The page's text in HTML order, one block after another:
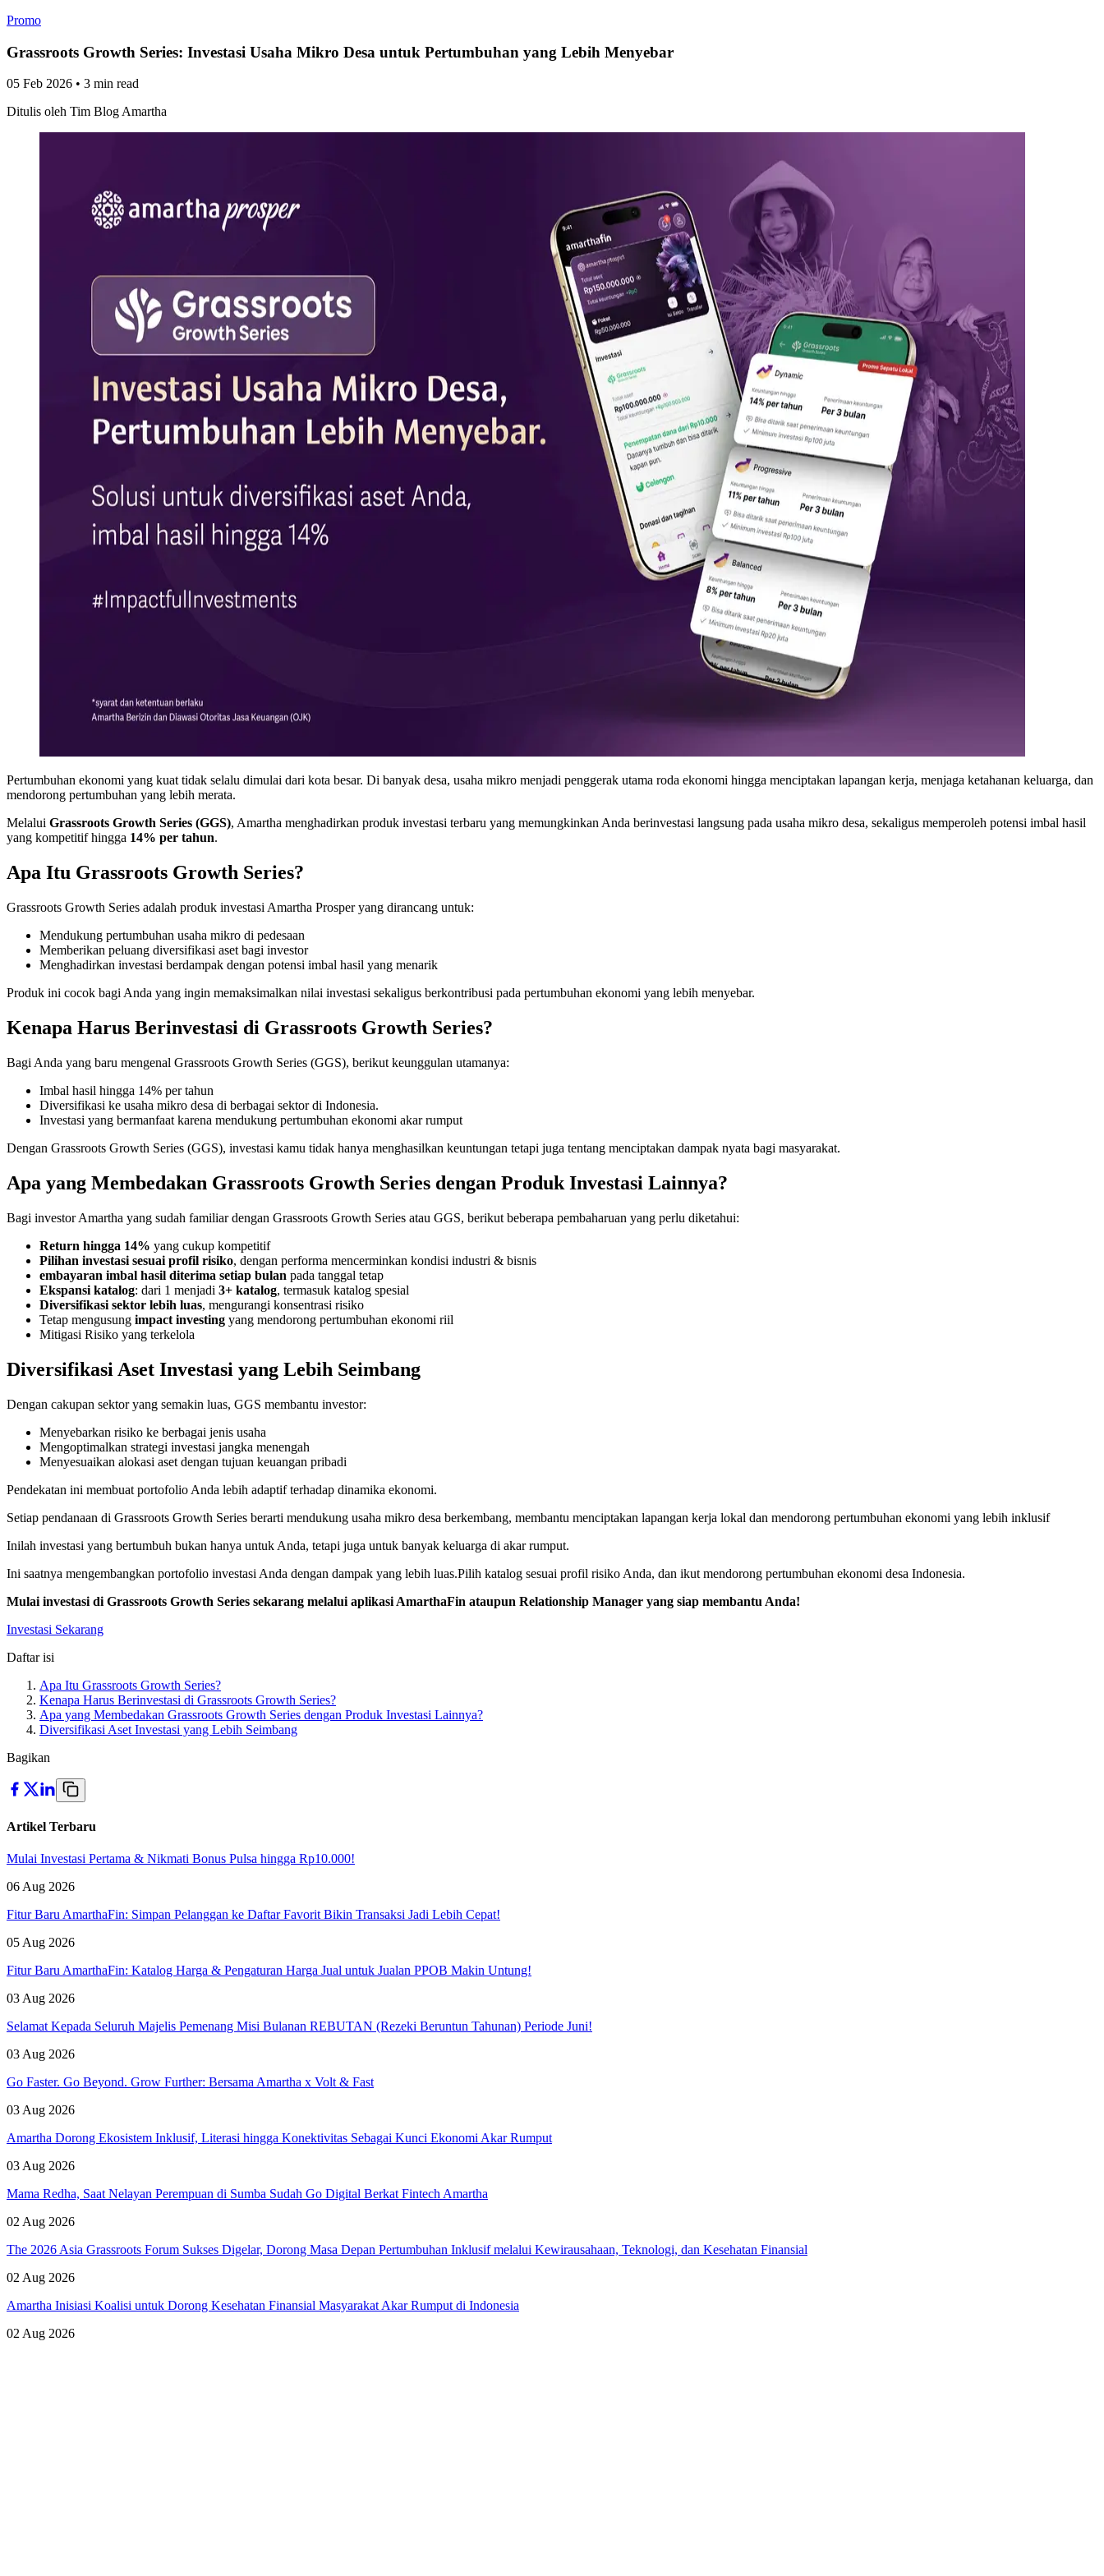
Promo
Grassroots Growth Series: Investasi Usaha Mikro Desa untuk Pertumbuhan yang Lebih Menyebar
05 Feb 2026 • 3 min read
Ditulis oleh Tim Blog Amartha
Pertumbuhan ekonomi yang kuat tidak selalu dimulai dari kota besar. Di banyak desa, usaha mikro menjadi penggerak utama roda ekonomi hingga menciptakan lapangan kerja, menjaga ketahanan keluarga, dan
mendorong pertumbuhan yang lebih merata.
Melalui Grassroots Growth Series (GGS), Amartha menghadirkan produk investasi terbaru yang memungkinkan Anda berinvestasi langsung pada usaha mikro desa, sekaligus memperoleh potensi imbal hasil
yang kompetitif hingga 14% per tahun.
Apa Itu Grassroots Growth Series?
Grassroots Growth Series adalah produk investasi Amartha Prosper yang dirancang untuk:
Mendukung pertumbuhan usaha mikro di pedesaan
Memberikan peluang diversifikasi aset bagi investor
Menghadirkan investasi berdampak dengan potensi imbal hasil yang menarik
Produk ini cocok bagi Anda yang ingin memaksimalkan nilai investasi sekaligus berkontribusi pada pertumbuhan ekonomi yang lebih menyebar.
Kenapa Harus Berinvestasi di Grassroots Growth Series?
Bagi Anda yang baru mengenal Grassroots Growth Series (GGS), berikut keunggulan utamanya:
Imbal hasil hingga 14% per tahun
Diversifikasi ke usaha mikro desa di berbagai sektor di Indonesia.
Investasi yang bermanfaat karena mendukung pertumbuhan ekonomi akar rumput
Dengan Grassroots Growth Series (GGS), investasi kamu tidak hanya menghasilkan keuntungan tetapi juga tentang menciptakan dampak nyata bagi masyarakat.
Apa yang Membedakan Grassroots Growth Series dengan Produk Investasi Lainnya?
Bagi investor Amartha yang sudah familiar dengan Grassroots Growth Series atau GGS, berikut beberapa pembaharuan yang perlu diketahui:
Return hingga 14% yang cukup kompetitif
Pilihan investasi sesuai profil risiko, dengan performa mencerminkan kondisi industri & bisnis
embayaran imbal hasil diterima setiap bulan pada tanggal tetap
Ekspansi katalog: dari 1 menjadi 3+ katalog, termasuk katalog spesial
Diversifikasi sektor lebih luas, mengurangi konsentrasi risiko
Tetap mengusung impact investing yang mendorong pertumbuhan ekonomi riil
Mitigasi Risiko yang terkelola
Diversifikasi Aset Investasi yang Lebih Seimbang
Dengan cakupan sektor yang semakin luas, GGS membantu investor:
Menyebarkan risiko ke berbagai jenis usaha
Mengoptimalkan strategi investasi jangka menengah
Menyesuaikan alokasi aset dengan tujuan keuangan pribadi
Pendekatan ini membuat portofolio Anda lebih adaptif terhadap dinamika ekonomi.
Setiap pendanaan di Grassroots Growth Series berarti mendukung usaha mikro desa berkembang, membantu menciptakan lapangan kerja lokal dan mendorong pertumbuhan ekonomi yang lebih inklusif
Inilah investasi yang bertumbuh bukan hanya untuk Anda, tetapi juga untuk banyak keluarga di akar rumput.
Ini saatnya mengembangkan portofolio investasi Anda dengan dampak yang lebih luas.Pilih katalog sesuai profil risiko Anda, dan ikut mendorong pertumbuhan ekonomi desa Indonesia.
Mulai investasi di Grassroots Growth Series sekarang melalui aplikasi AmarthaFin ataupun Relationship Manager yang siap membantu Anda!
Investasi Sekarang
Daftar isi
Apa Itu Grassroots Growth Series?
Kenapa Harus Berinvestasi di Grassroots Growth Series?
Apa yang Membedakan Grassroots Growth Series dengan Produk Investasi Lainnya?
Diversifikasi Aset Investasi yang Lebih Seimbang
Bagikan
Artikel Terbaru
Mulai Investasi Pertama & Nikmati Bonus Pulsa hingga Rp10.000!
06 Aug 2026
Fitur Baru AmarthaFin: Simpan Pelanggan ke Daftar Favorit Bikin Transaksi Jadi Lebih Cepat!
05 Aug 2026
Fitur Baru AmarthaFin: Katalog Harga & Pengaturan Harga Jual untuk Jualan PPOB Makin Untung!
03 Aug 2026
Selamat Kepada Seluruh Majelis Pemenang Misi Bulanan REBUTAN (Rezeki Beruntun Tahunan) Periode Juni!
03 Aug 2026
Go Faster. Go Beyond. Grow Further: Bersama Amartha x Volt & Fast
03 Aug 2026
Amartha Dorong Ekosistem Inklusif, Literasi hingga Konektivitas Sebagai Kunci Ekonomi Akar Rumput
03 Aug 2026
Mama Redha, Saat Nelayan Perempuan di Sumba Sudah Go Digital Berkat Fintech Amartha
02 Aug 2026
The 2026 Asia Grassroots Forum Sukses Digelar, Dorong Masa Depan Pertumbuhan Inklusif melalui Kewirausahaan, Teknologi, dan Kesehatan Finansial
02 Aug 2026
Amartha Inisiasi Koalisi untuk Dorong Kesehatan Finansial Masyarakat Akar Rumput di Indonesia
02 Aug 2026